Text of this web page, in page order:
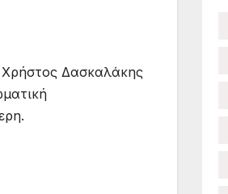
Χρήστος Δασκαλάκης